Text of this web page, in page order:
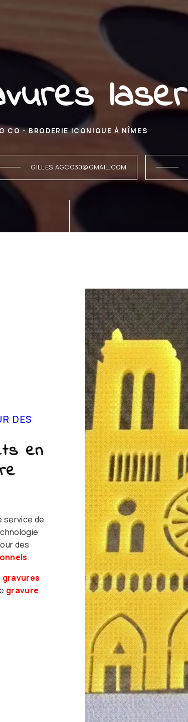
laser
CO - BRODERIE ICONIQUE À NÎMES
GILLES.AGCO30@GMAIL.COM
DES
en
service de
des
.
gravures
gravure